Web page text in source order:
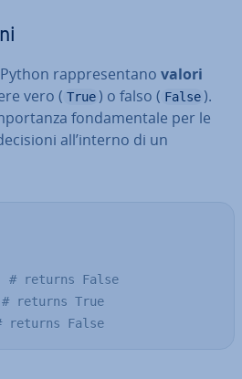
rap­pre­sen­ta­no valori
vero ( True ) o falso ( False ).
fon­da­men­ta­le per le
all’interno di un
# returns False
# returns True
returns False